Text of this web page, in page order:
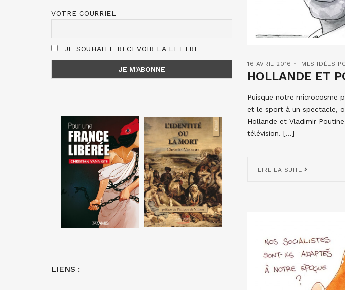
16 AVRIL 2016 MES IDÉES
HOLLANDE ET
Puisque notre microcosme
et le sport à un spectacle,
Hollande et Vladimir
télévision. […]
LIRE LA SUITE
VOTRE COURRIEL
JE SOUHAITE RECEVOIR LA LETTRE
LIENS :